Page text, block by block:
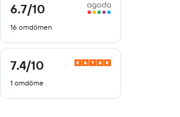
6.7/10
6.7
10
16 omdömen
7.4/10
7.4
10
1 omdöme